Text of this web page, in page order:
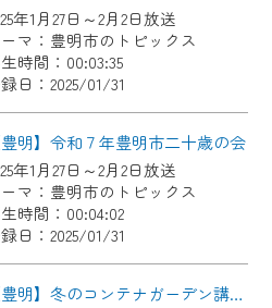
年1月27日～2月2日放送
マ：豊明市のトピックス
時間：00:03:35
日：2025/01/31
豊明】令和７年豊明市二十歳の会
年1月27日～2月2日放送
マ：豊明市のトピックス
時間：00:04:02
日：2025/01/31
【豊明】冬のコンテナガーデン講習会
Web TV』は2024
ーアルします！
り、お住まいの地域
一目瞭然。
ブラウザから、いつ
出先でも！
ア20市町の地域情報
ます！